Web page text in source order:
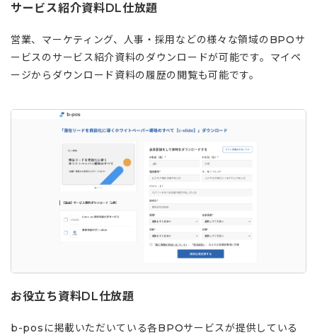
サービス紹介資料DL仕放題
営業、マーケティング、人事・採用などの様々な領域のBPOサ
ービスのサービス紹介資料のダウンロードが可能です。マイペ
ージからダウンロード資料の履歴の閲覧も可能です。
お役立ち資料DL仕放題
b-posに掲載いただいている各BPOサービスが提供している